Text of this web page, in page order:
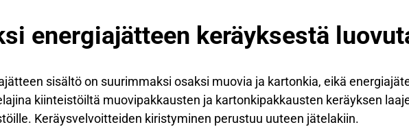
energiajätteen keräyksestä
sisältö on suurimmaksi osaksi muovia ja kartonkia, eikä
kiinteistöiltä muovipakkausten ja kartonkipakkausten keräyksen
Keräysvelvoitteiden kiristyminen perustuu uuteen jätelakiin.